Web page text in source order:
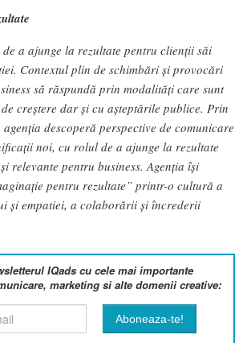
de a ajunge la rezultate pentru clienții săi
Contextul plin de schimbări și provocări
să răspundă prin modalități care sunt
creștere dar și cu așteptările publice. Prin
descoperă perspective de comunicare
noi, cu rolul de a ajunge la rezultate
relevante pentru business. Agenția își
pentru rezultate” printr-o cultură a
și empatiei, a colaborării și încrederii
IQads cu cele mai importante
marketing si alte domenii creative: